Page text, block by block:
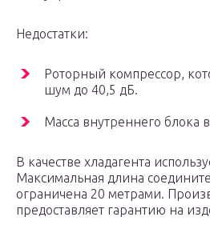
Недостатки:
Роторный компрессор,
шум до 40,5 дБ.
Масса внутреннего блока
В качестве хладагента
Максимальная длина
ограничена 20 метрами.
предоставляет гарантию на